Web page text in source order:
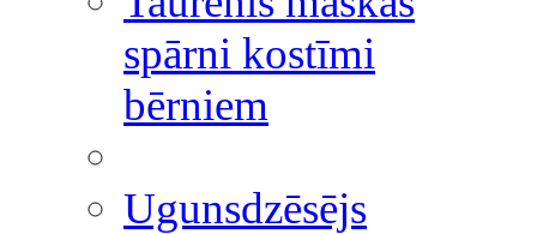
spārni kostīmi
bērniem
Ugunsdzēsējs